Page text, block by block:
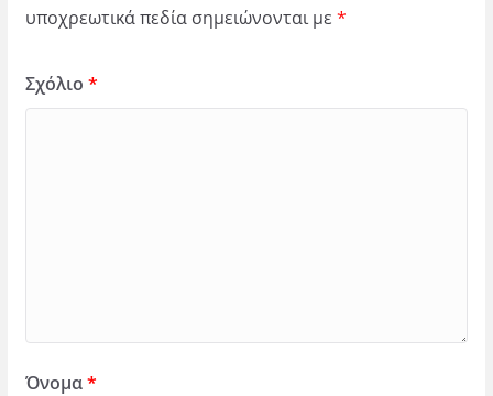
υποχρεωτικά πεδία σημειώνονται με *
Σχόλιο *
Όνομα*